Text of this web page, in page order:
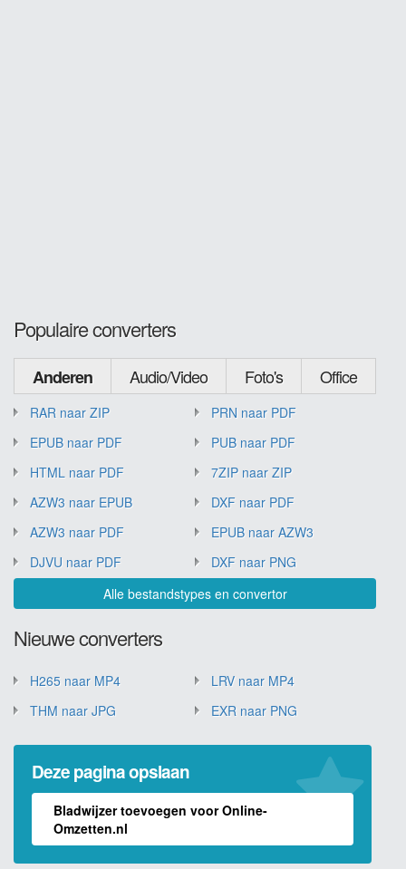
Populaire converters
Anderen Audio/Video Foto's Office
RAR naar ZIP
PRN naar PDF
EPUB naar PDF
PUB naar PDF
HTML naar PDF
7ZIP naar ZIP
AZW3 naar EPUB
DXF naar PDF
AZW3 naar PDF
EPUB naar AZW3
DJVU naar PDF
DXF naar PNG
Alle bestandstypes en convertor
Nieuwe converters
H265 naar MP4
LRV naar MP4
THM naar JPG
EXR naar PNG
Deze pagina opslaan
Bladwijzer toevoegen voor Online-
Omzetten.nl